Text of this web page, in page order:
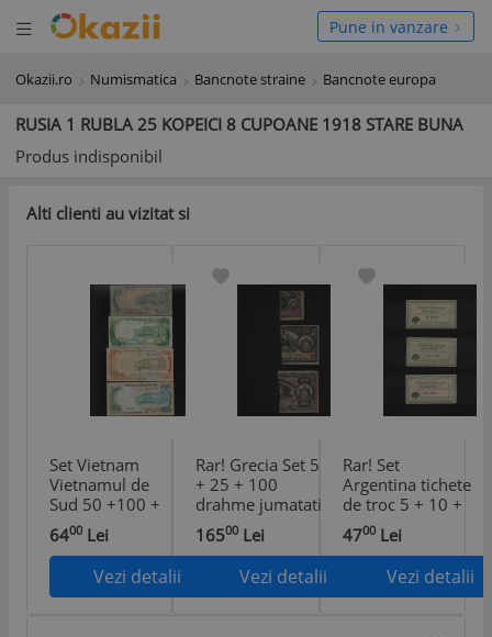
Deschide meniul
meniul Pune in vanzare
Okazii.ro Numismatica Bancnote straine Bancnote europa
RUSIA 1 RUBLA 25 KOPEICI 8 CUPOANE 1918 STARE BUNA
Produs indisponibil
Alti clienti au vizitat si
Set Vietnam
Vietnamul de
Sud 50 +100 +
500 + 1000 dong
1972
6400 Lei
Vezi detalii
Rar! Grecia Set 5
+ 25 + 100
drahme jumatati
1910-17
16500 Lei
Vezi detalii
Rar! Set
Argentina tichete
de troc 5 + 10 +
20 creditos
4700Lei
Vezi detalii